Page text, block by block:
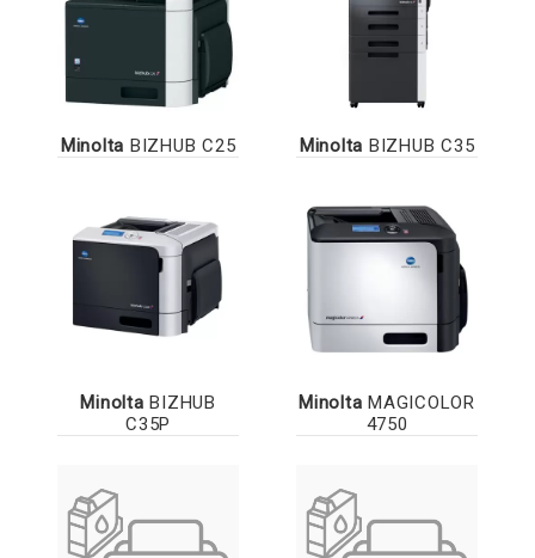
Minolta BIZHUB C25 Minolta BIZHUB C35
Minolta BIZHUB
C35P
Minolta MAGICOLOR
4750